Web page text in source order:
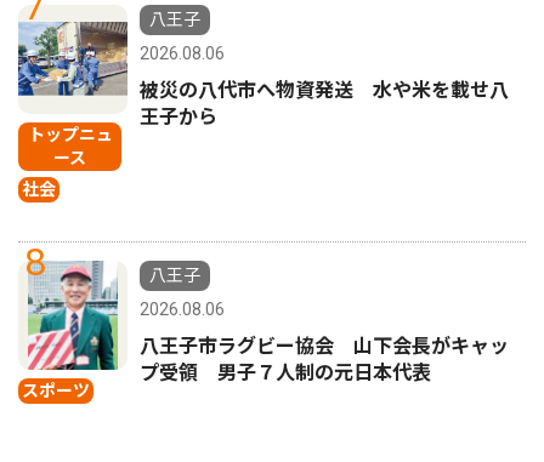
トップニュ
ース
社会
八王子
2026.08.06
被災の八代市へ物資発送 水や米を載せ八
王子から
8
スポーツ
八王子
2026.08.06
八王子市ラグビー協会 山下会長がキャッ
プ受領 男子７人制の元日本代表